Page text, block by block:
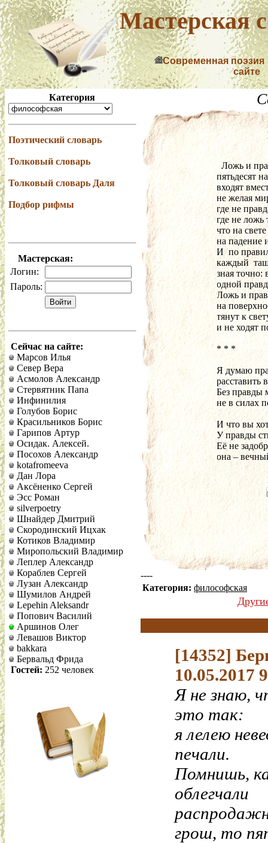
Мастерская
Современная поэзия
сайте
Категория
Поэтический словарь
Толковый словарь
Толковый словарь Даля
Подбор рифмы
Мастерская:
Логин:
Пароль:
Сейчас на сайте:
Марсов Илья
Север Вера
Асмолов Александр
Стервятник Папа
Инфинилия
Голубов Борис
Красильников Борис
Гарипов Артур
Осидак. Алексей.
Посохов Александр
kotafromeeva
Дан Лора
Аксёненко Сергей
Эсс Роман
silverpoetry
Шнайдер Дмитрий
Скородинский Ицхак
Котиков Владимир
Миропольский Владимир
Леплер Александр
Кораблев Сергей
Лузан Александр
Шумилов Андрей
Lepehin Aleksandr
Попович Василий
Аршинов Олег
Левашов Виктор
bakkara
Бервальд Фрида
Гостей: 252 человек
Ложь и
пятьдесят
входят
не желая
где не
где не
что на
на падение
И  по
каждый
зная точно:
одной
Ложь и
на
тянут к
и не ходят
* * *
Я думаю
расставить
Без правды
не в силах
И что вы
У правды
Её не
она –
----
Категория: философская
[14352]
10.05.2017
Я не знаю,
это так:
я лелею
печали.
Помнишь,
облегчали
грош, то